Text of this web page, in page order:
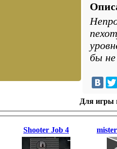
бы не
Для игры
Shooter Job 4